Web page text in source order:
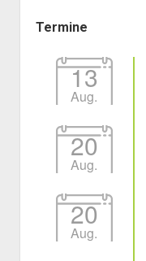
Termine
13
Aug.
20
Aug.
20
Aug.